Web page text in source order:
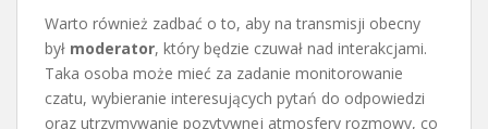
Warto również zadbać o to, aby na transmisji obecny
był moderator, który będzie czuwał nad interakcjami.
Taka osoba może mieć za zadanie monitorowanie
czatu, wybieranie interesujących pytań do odpowiedzi
oraz utrzymywanie pozytywnej atmosfery rozmowy, co